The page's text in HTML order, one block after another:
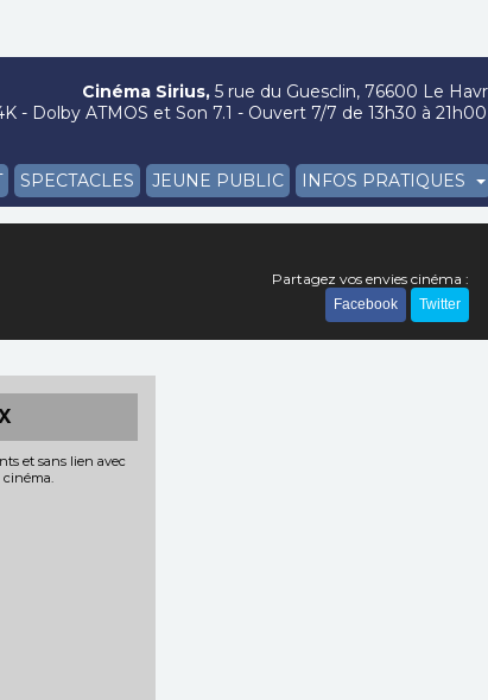
SPECTACLES JEUNE PUBLIC INFOS PRATIQUES
Cinéma Sirius, 5 rue du Guesclin, 76600 Le
- Dolby ATMOS et Son 7.1 - Ouvert 7/7 de 13h30 à 21h00
Partagez vos envies cinéma :
Facebook Twitter
et sans lien avec
cinéma.